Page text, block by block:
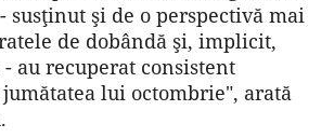
susţinut şi de o perspectivă mai
de dobândă şi, implicit,
au recuperat consistent
lui octombrie", arată